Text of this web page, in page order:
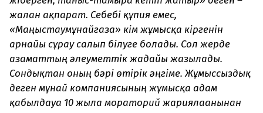
жалған ақпарат. Себебі құпия емес,
«Маңғыстаумұнайгазға» кім жұмысқа кіргенін
арнайы сұрау салып білуге болады. Сол жерде
азаматтың әлеуметтік жағдайы жазылады.
Сондықтан оның бәрі өтірік әңгіме. Жұмыссыздық
деген мұнай компаниясының жұмысқа адам
қабылдауға 10 жылға мораторий жариялағанынан